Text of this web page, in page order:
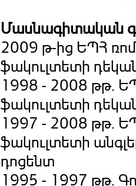
Մասնագիտական
2009 թ-ից ԵՊՀ
‎ֆակուլտետի
1998 - 2008 թթ.
‎ֆակուլտետի
1997 - 2008 թթ.
‎ֆակուլտետի
դոցենտ
1995 - 1997 թթ.